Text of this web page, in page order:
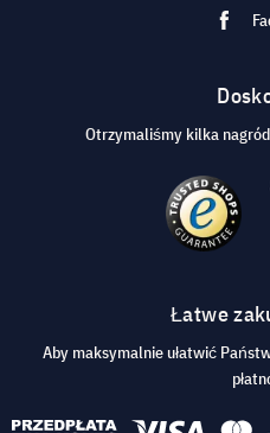
Otrzymaliśmy kilka nagród
Łatwe
Aby maksymalnie ułatwić